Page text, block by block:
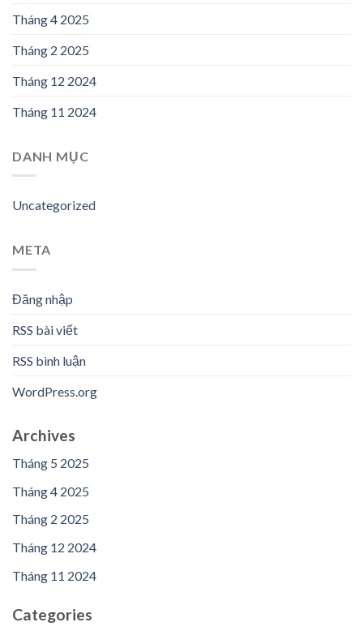
Tháng 4 2025
Tháng 2 2025
Tháng 12 2024
Tháng 11 2024
DANH MỤC
Uncategorized
META
Đăng nhập
RSS bài viết
RSS bình luận
WordPress.org
Archives
Tháng 5 2025
Tháng 4 2025
Tháng 2 2025
Tháng 12 2024
Tháng 11 2024
Categories